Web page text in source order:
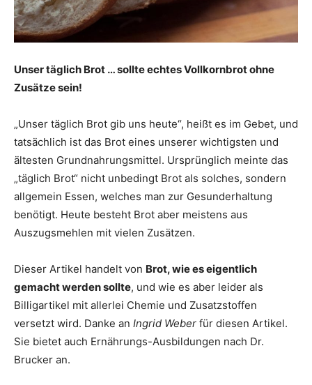
Unser täglich Brot … sollte echtes Vollkornbrot ohne
Zusätze sein!
„Unser täglich Brot gib uns heute“, heißt es im Gebet, und
tatsächlich ist das Brot eines unserer wichtigsten und
ältesten Grundnahrungsmittel. Ursprünglich meinte das
„täglich Brot“ nicht unbedingt Brot als solches, sondern
allgemein Essen, welches man zur Gesunderhaltung
benötigt. Heute besteht Brot aber meistens aus
Auszugsmehlen mit vielen Zusätzen.
Dieser Artikel handelt von Brot, wie es eigentlich
gemacht werden sollte, und wie es aber leider als
Billigartikel mit allerlei Chemie und Zusatzstoffen
versetzt wird. Danke an Ingrid Weber für diesen Artikel.
Sie bietet auch Ernährungs-Ausbildungen nach Dr.
Brucker an.